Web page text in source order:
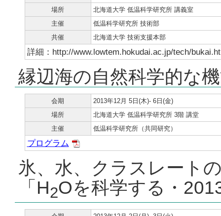
場所
北海道大学 低温科学研究所 講義室
主催
低温科学研究所 技術部
共催
北海道大学 技術支援本部
詳細：http://www.lowtem.hokudai.ac.jp/tech/
縁辺海の自然科学的な
会期
2013年12月 5日(木)- 6日(金)
場所
北海道大学 低温科学研究所 3階 講堂
主催
低温科学研究所（共同研究）
プログラム
氷、水、クラスレート
「H2Oを科学する・